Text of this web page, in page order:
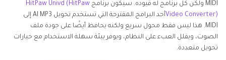
MIDI ولكن كل برنامج له قيوده. سيكون برنامج
HitPaw Univd (HitPaw
Video Converter)
أحد البرامج المقترحة التي تستخدم تحويل AI MP3 إلى
MIDI. هذا ليس فقط محول سريع ولكنه يحافظ أيضًا على جودة ملف
الصوت، ويقلل العبء على النظام، ويوفر بيئة سهلة الاستخدام مع خيارات
تحويل متعددة.